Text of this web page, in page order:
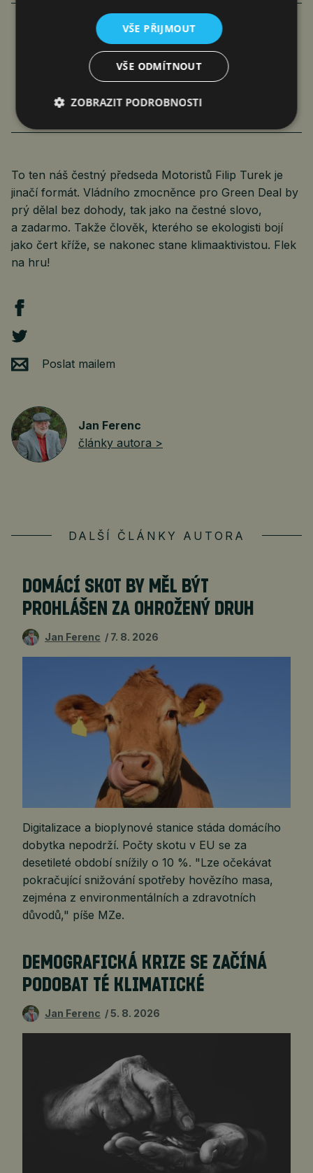
TRUMP ŘEŠÍ BEZPEČNOST A LIDSKÁ
PRÁVA. PO SVÉM, ALE EFEKTIVNĚ
Jan Ferenc Komentáře 6. 1. 2026
To ten náš čestný předseda Motoristů Filip Turek je
jinačí formát. Vládního zmocněnce pro Green Deal by
prý dělal bez dohody, tak jako na čestné slovo,
a zadarmo. Takže člověk, kterého se ekologisti bojí
jako čert kříže, se nakonec stane klimaaktivistou. Flek
na hru!
Poslat mailem
Jan Ferenc
články autora >
DALŠÍ ČLÁNKY AUTORA
DOMÁCÍ SKOT BY MĚL BÝT
PROHLÁŠEN ZA OHROŽENÝ DRUH
Jan Ferenc 7. 8. 2026
Digitalizace a bioplynové stanice stáda domácího
dobytka nepodrží. Počty skotu v EU se za
desetileté období snížily o 10 %. "Lze očekávat
pokračující snižování spotřeby hovězího masa,
zejména z environmentálních a zdravotních
důvodů," píše MZe.
DEMOGRAFICKÁ KRIZE SE ZAČÍNÁ
PODOBAT TÉ KLIMATICKÉ
Jan Ferenc 5. 8. 2026
VŠE PŘIJMOUT
VŠE ODMÍTNOUT
ZOBRAZIT PODROBNOSTI